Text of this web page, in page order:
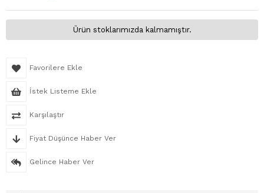
Ürün stoklarımızda kalmamıştır.
Favorilere Ekle
İstek Listeme Ekle
Karşılaştır
Fiyat Düşünce Haber Ver
Gelince Haber Ver